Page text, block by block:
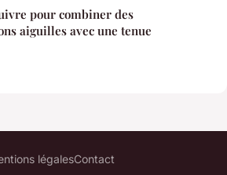
pour combiner des
aiguilles avec une tenue
légalesContact